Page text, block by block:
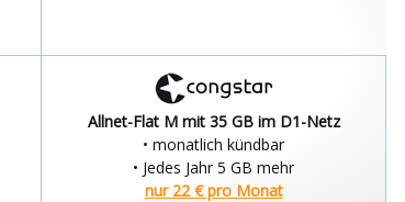
Allnet-Flat M mit 35 GB im D1-Netz
• monatlich kündbar
• Jedes Jahr 5 GB mehr
nur 22 € pro Monat